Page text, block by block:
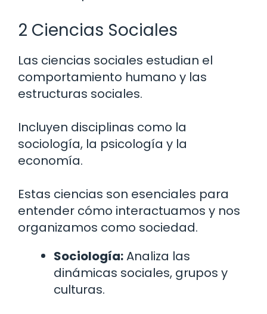
2 Ciencias Sociales
Las ciencias sociales estudian el
comportamiento humano y las
estructuras sociales.
Incluyen disciplinas como la
sociología, la psicología y la
economía.
Estas ciencias son esenciales para
entender cómo interactuamos y nos
organizamos como sociedad.
Sociología:Analiza las
dinámicas sociales, grupos y
culturas.